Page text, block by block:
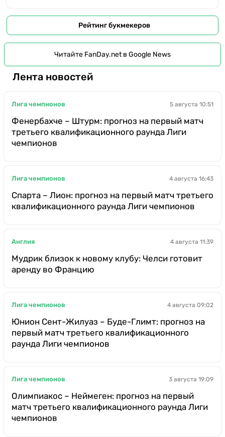
Рейтинг букмекеров
Читайте FanDay.net в Google News
Лента новостей
Лига чемпионов 5 августа 10:51
Фенербахче – Штурм: прогноз на первый матч
третьего квалификационного раунда Лиги
чемпионов
Лига чемпионов 4 августа 16:43
Спарта – Лион: прогноз на первый матч третьего
квалификационного раунда Лиги чемпионов
Англия 4 августа 11:39
Мудрик близок к новому клубу: Челси готовит
аренду во Францию
Лига чемпионов 4 августа 09:02
Юнион Сент-Жилуаз – Буде-Глимт: прогноз на
первый матч третьего квалификационного
раунда Лиги чемпионов
Лига чемпионов 3 августа 19:09
Олимпиакос – Неймеген: прогноз на первый
матч третьего квалификационного раунда Лиги
чемпионов